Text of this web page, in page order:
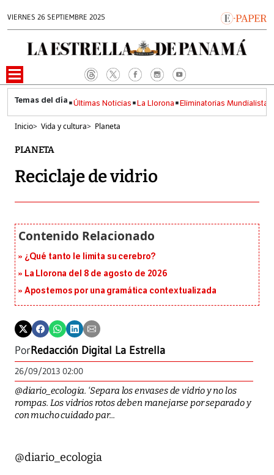
VIERNES 26 SEPTIEMBRE 2025
Últimas Noticias La Llorona Eliminatorias Mundialistas
Inicio> Vida y cultura> Planeta
PLANETA
Reciclaje de vidrio
¿Qué tanto le limita su cerebro?
La Llorona del 8 de agosto de 2026
Apostemos por una gramática contextualizada
PorRedacción Digital La Estrella
26/09/2013 02:00
@diario_ecologia. ‘Separa los envases de vidrio y no los
rompas. Los vidrios rotos deben manejarse por separado y
con mucho cuidado par...
@diario_ecologia